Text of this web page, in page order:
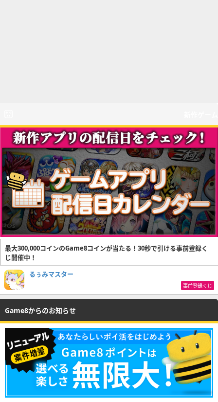
最大300,000コインのGame8コインが当たる！30秒で引ける事前登録く
じ開催中！
るぅみマスター
事前登録くじ
Game8からのお知らせ